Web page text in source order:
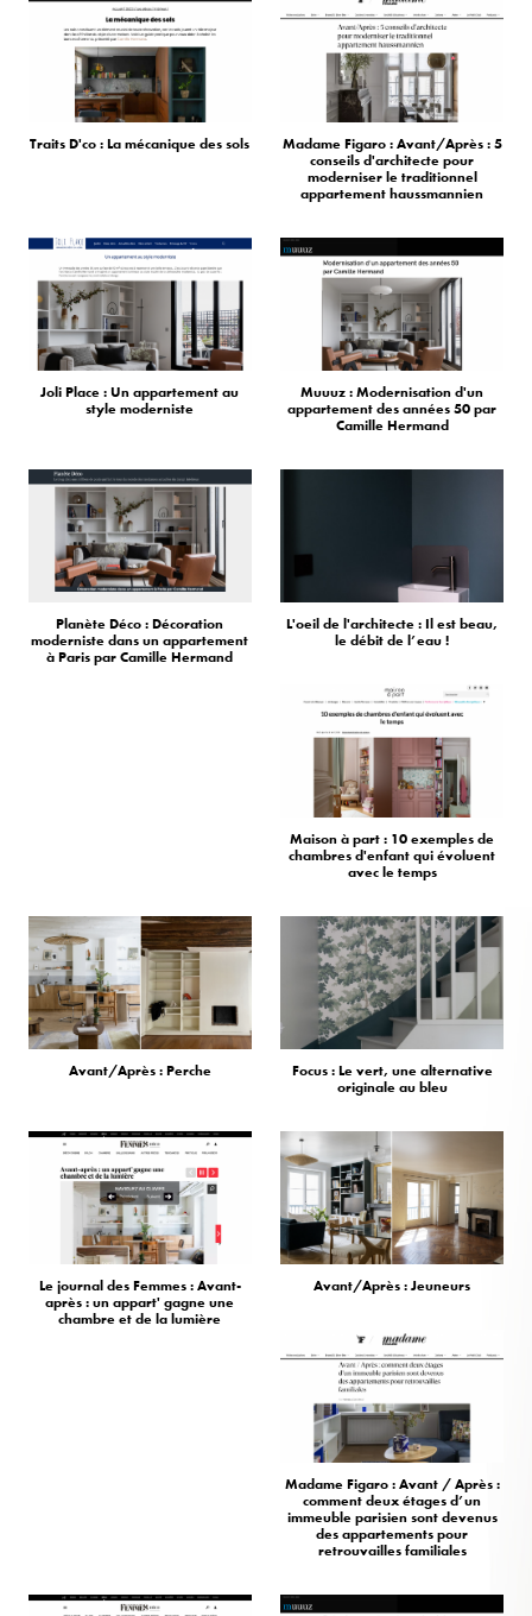
Traits D'co : La mécanique des sols
Madame Figaro : Avant/Après : 5
conseils d'architecte pour
moderniser le traditionnel
appartement haussmannien
Joli Place : Un appartement au
style moderniste
Muuuz : Modernisation d'un
appartement des années 50 par
Camille Hermand
Planète Déco : Décoration
moderniste dans un appartement
à Paris par Camille Hermand
L'oeil de l'architecte : Il est beau,
le débit de l’eau !
Maison à part : 10 exemples de
chambres d'enfant qui évoluent
avec le temps
Avant/Après : Perche
Focus : Le vert, une alternative
originale au bleu
Le journal des Femmes : Avant-
après : un appart' gagne une
chambre et de la lumière
Avant/Après : Jeuneurs
Madame Figaro : Avant / Après :
comment deux étages d’un
immeuble parisien sont devenus
des appartements pour
retrouvailles familiales